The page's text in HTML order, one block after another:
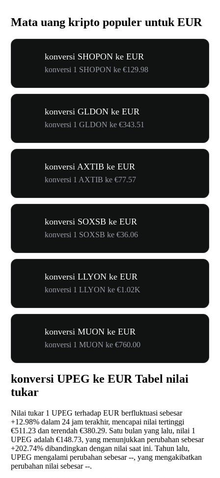
Mata uang kripto populer untuk EUR
konversi SHOPON ke EUR
konversi 1 SHOPON ke €129.98
konversi GLDON ke EUR
konversi 1 GLDON ke €343.51
konversi AXTIB ke EUR
konversi 1 AXTIB ke €77.57
konversi SOXSB ke EUR
konversi 1 SOXSB ke €36.06
konversi LLYON ke EUR
konversi 1 LLYON ke €1.02K
konversi MUON ke EUR
konversi 1 MUON ke €760.00
konversi UPEG ke EUR Tabel nilai
tukar
Nilai tukar 1 UPEG terhadap EUR berfluktuasi sebesar
+12.98% dalam 24 jam terakhir, mencapai nilai tertinggi
€511.23 dan terendah €380.29. Satu bulan yang lalu, nilai 1
UPEG adalah €148.73, yang menunjukkan perubahan sebesar
+202.74% dibandingkan dengan nilai saat ini. Tahun lalu,
UPEG mengalami perubahan sebesar--, yang mengakibatkan
perubahan nilai sebesar--.